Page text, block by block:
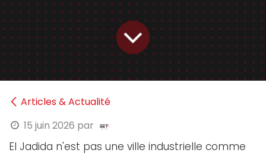
Articles & Actualité
15 juin 2026 par
El Jadida n'est pas une ville industrielle comme